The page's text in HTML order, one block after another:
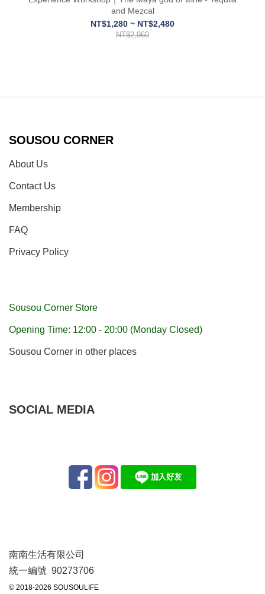
and Mezcal
NT$1,280 ~ NT$2,480
NT$2,960
SOUSOU CORNER
About Us
Contact Us
Membership
FAQ
Privacy Policy
Sousou Corner Store
Opening Time: 12:00 - 20:00 (Monday Closed)
Sousou Corner in other places
SOCIAL MEDIA
南南生活有限公司
統一編號 90273706
© 2018-2026 SOUSOULIFE